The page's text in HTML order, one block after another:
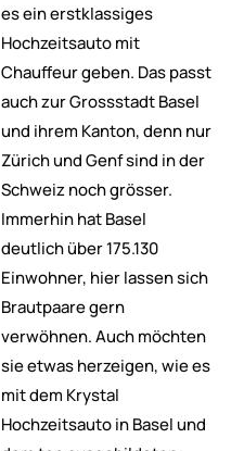
es ein erstklassiges
Hochzeitsauto mit
Chauffeur geben. Das passt
auch zur Grossstadt Basel
und ihrem Kanton, denn nur
Zürich und Genf sind in der
Schweiz noch grösser.
Immerhin hat Basel
deutlich über 175.130
Einwohner, hier lassen sich
Brautpaare gern
verwöhnen. Auch möchten
sie etwas herzeigen, wie es
mit dem Krystal
Hochzeitsauto in Basel und